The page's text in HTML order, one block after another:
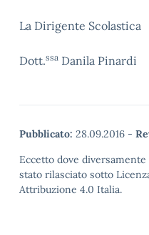
La Dirigente Scolastica
Dott.ssa Danila Pinardi
Pubblicato: 28.09.2016 -
Eccetto dove
stato rilasciato sotto
Attribuzione 4.0 Italia.